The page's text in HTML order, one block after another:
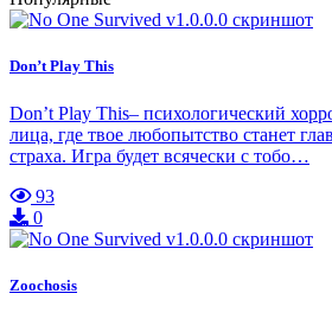
Don’t Play This
Don’t Play This– психологический
лица, где твое любопытство станет
страха. Игра будет всячески с тобо…
93
0
Zoochosis